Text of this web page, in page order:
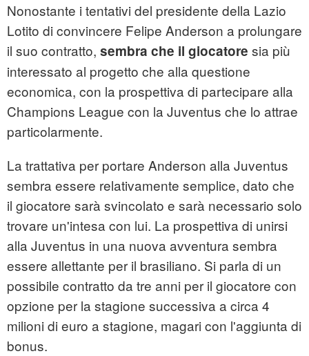
Nonostante i tentativi del presidente della Lazio
Lotito di convincere Felipe Anderson a prolungare
il suo contratto, sembra che il giocatore sia più
interessato al progetto che alla questione
economica, con la prospettiva di partecipare alla
Champions League con la Juventus che lo attrae
particolarmente.
La trattativa per portare Anderson alla Juventus
sembra essere relativamente semplice, dato che
il giocatore sarà svincolato e sarà necessario solo
trovare un'intesa con lui. La prospettiva di unirsi
alla Juventus in una nuova avventura sembra
essere allettante per il brasiliano. Si parla di un
possibile contratto da tre anni per il giocatore con
opzione per la stagione successiva a circa 4
milioni di euro a stagione, magari con l'aggiunta di
bonus.